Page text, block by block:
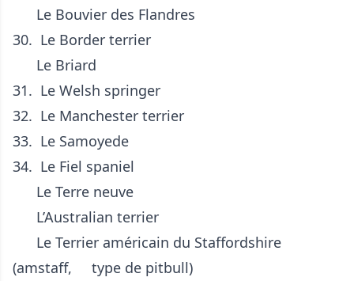
Le Bouvier des Flandres
30. Le Border terrier
Le Briard
31. Le Welsh springer
32. Le Manchester terrier
33. Le Samoyede
34. Le Fiel spaniel
Le Terre neuve
L’Australian terrier
Le Terrier américain du Staffordshire
(amstaff,
type de pitbull)